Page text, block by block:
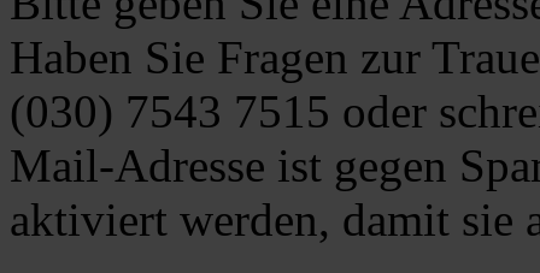
Haben Sie Fragen zur
(030) 7543 7515 oder
Mail-Adresse ist gegen
aktiviert werden, damit sie